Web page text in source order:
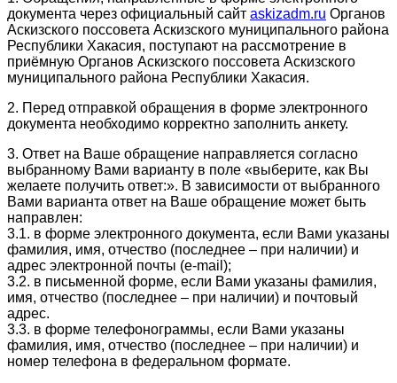
документа через официальный сайт askizadm.ru Органов
Аскизского поссовета Аскизского муниципального района
Республики Хакасия, поступают на рассмотрение в
приёмную Органов Аскизского поссовета Аскизского
муниципального района Республики Хакасия.
2. Перед отправкой обращения в форме электронного
документа необходимо корректно заполнить анкету.
3. Ответ на Ваше обращение направляется согласно
выбранному Вами варианту в поле «выберите, как Вы
желаете получить ответ:». В зависимости от выбранного
Вами варианта ответ на Ваше обращение может быть
направлен:
3.1. в форме электронного документа, если Вами указаны
фамилия, имя, отчество (последнее – при наличии) и
адрес электронной почты (e-mail);
3.2. в письменной форме, если Вами указаны фамилия,
имя, отчество (последнее – при наличии) и почтовый
адрес.
3.3. в форме телефонограммы, если Вами указаны
фамилия, имя, отчество (последнее – при наличии) и
номер телефона в федеральном формате.